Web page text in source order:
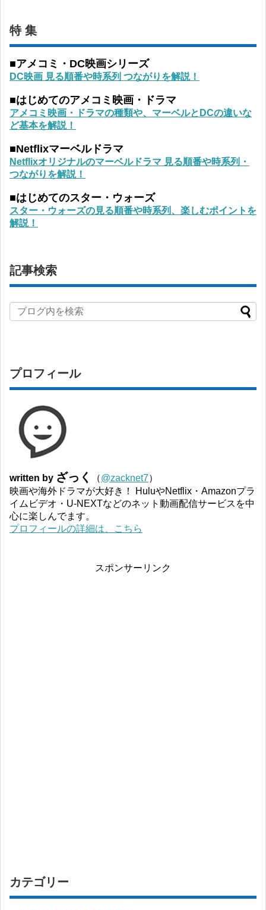
特 集
■アメコミ・DC映画シリーズ
DC映画 見る順番や時系列 つながりを解説！
■はじめてのアメコミ映画・ドラマ
アメコミ映画・ドラマの種類や、マーベルとDCの違いな
ど基本を解説！
■Netflixマーベルドラマ
Netflixオリジナルのマーベルドラマ 見る順番や時系列・
つながりを解説！
■はじめてのスター・ウォーズ
スター・ウォーズの見る順番や時系列、楽しむポイントを
解説！
記事検索
プロフィール
written by ざっく （@zacknet7）
映画や海外ドラマが大好き！ HuluやNetflix・Amazonプラ
イムビデオ・U-NEXTなどのネット動画配信サービスを中
心に楽しんでます。
プロフィールの詳細は、こちら
スポンサーリンク
カテゴリー